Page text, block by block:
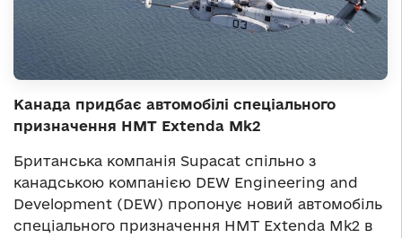
Канада придбає автомобілі спеціального
призначення HMT Extenda Mk2
Британська компанія Supacat спільно з
канадською компанією DEW Engineering and
Development (DEW) пропонує новий автомобіль
спеціального призначення HMT Extenda Mk2 в